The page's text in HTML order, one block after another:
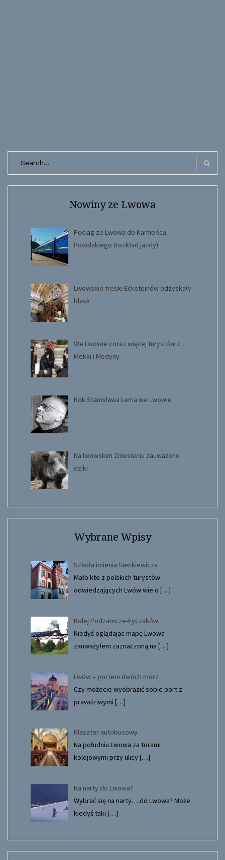
Search
Nowiny ze Lwowa
Pociąg ze Lwowa do Kamieńca
Podolskiego (rozkład jazdy)
Lwowskie freski Ecksteinów odzyskały
blask
We Lwowie coraz więcej turystów z…
Mekki i Medyny
Rok Stanisława Lema we Lwowie
Na lwowskim Zniesieniu zauważono
dziki
Wybrane Wpisy
Szkoła imienia Sienkiewicza
Mało kto z polskich turystów
odwiedzających Lwów wie o […]
Kolej Podzamcze-Łyczaków
Kiedyś oglądając mapę Lwowa
zauważyłem zaznaczoną na […]
Lwów – portem dwóch mórz
Czy możecie wyobrazić sobie port z
prawdziwymi […]
Klasztor autobusowy
Na południu Lwowa za torami
kolejowymi przy ulicy[…]
Na narty do Lwowa?
Wybrać się na narty… do Lwowa? Może
kiedyś taki […]